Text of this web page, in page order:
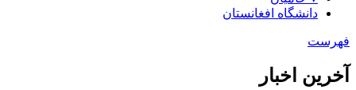
دانشگاه افغانستان
فهرست
آخرین اخبار